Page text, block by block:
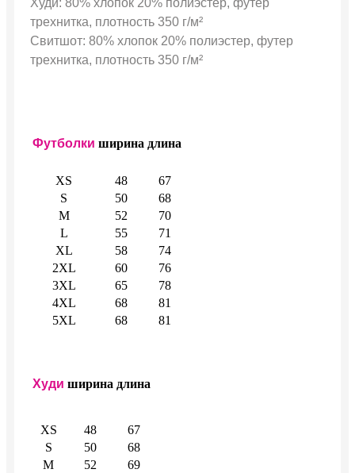
Худи: 80% хлопок 20% полиэстер, футер
трехнитка, плотность 350 г/м²
Свитшот: 80% хлопок 20% полиэстер, футер
трехнитка, плотность 350 г/м²
Футболки ширина длина
XS 48
67
S
50
68
M
52
70
L
55
71
XL
58
74
2XL
60
76
3XL
65
78
4XL
68
81
5XL
68 81
Худи ширина длина
XS 48
67
S
50
68
M
52
69